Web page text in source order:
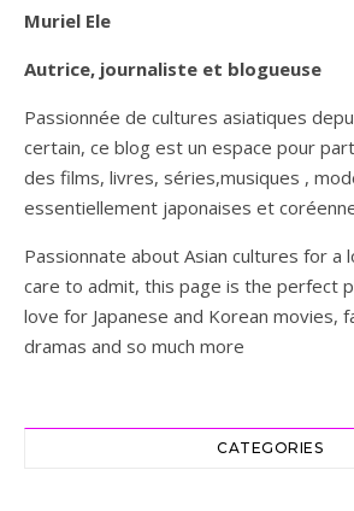
Muriel Ele
Autrice, journaliste et blogueuse
Passionnée de cultures asiatiques
certain, ce blog est un espace pour
des films, livres, séries,musiques ,
essentiellement japonaises et
Passionnate about Asian cultures for a
care to admit, this page is the perfect
love for Japanese and Korean movies,
dramas and so much more
CATEGORIES